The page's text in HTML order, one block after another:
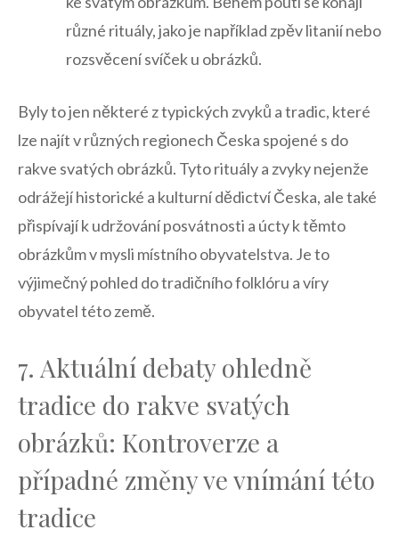
různé rituály, jako ‍je například zpěv litanií nebo
rozsvěcení svíček u obrázků.
Byly to jen některé z typických zvyků a tradic, které
lze najít v ⁣různých regionech Česka⁤ spojené s do
rakve‍ svatých obrázků. Tyto rituály a zvyky nejenže
odrážejí⁤ historické a kulturní dědictví Česka, ale ⁣také
‌přispívají⁢ k udržování posvátnosti a úcty k těmto
obrázkům v ⁤mysli ‌místního obyvatelstva. Je to
výjimečný pohled do tradičního folklóru a‌ víry‌
obyvatel‌ této země.
7. ⁢Aktuální debaty‌ ohledně‌
tradice do rakve svatých
obrázků: Kontroverze a
případné změny ve vnímání této
tradice